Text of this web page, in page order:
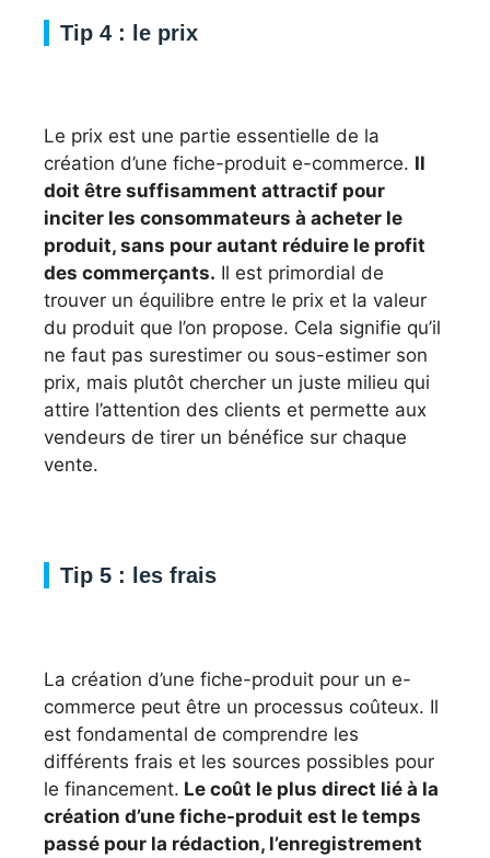
Tip 4 : le prix
Le prix est une partie essentielle de la
création d’une fiche-produit e-commerce. Il
doit être suffisamment attractif pour
inciter les consommateurs à acheter le
produit, sans pour autant réduire le profit
des commerçants. Il est primordial de
trouver un équilibre entre le prix et la valeur
du produit que l’on propose. Cela signifie qu’il
ne faut pas surestimer ou sous-estimer son
prix, mais plutôt chercher un juste milieu qui
attire l’attention des clients et permette aux
vendeurs de tirer un bénéfice sur chaque
vente.
Tip 5 : les frais
La création d’une fiche-produit pour un e-
commerce peut être un processus coûteux. Il
est fondamental de comprendre les
différents frais et les sources possibles pour
le financement. Le coût le plus direct lié à la
création d’une fiche-produit est le temps
passé pour la rédaction, l’enregistrement